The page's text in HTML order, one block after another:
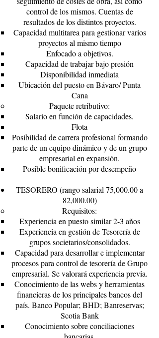
control de los mismos. Cuentas de
resultados de los distintos proyectos.
Capacidad multitarea para gestionar varios
proyectos al mismo tiempo
Enfocado a objetivos.
Capacidad de trabajar bajo presión
Disponibilidad inmediata
Ubicación del puesto en Bávaro/ Punta
Cana
Paquete retributivo:
Salario en función de capacidades.
Flota
Posibilidad de carrera profesional formando
parte de un equipo dinámico y de un grupo
empresarial en expansión.
Posible bonificación por desempeño
TESORERO (rango salarial 75,000.00 a
82,000.00)
Requisitos:
Experiencia en puesto similar 2-3 años
Experiencia en gestión de Tesorería de
grupos societarios/consolidados.
Capacidad para desarrollar e implementar
procesos para control de tesorería de Grupo
empresarial. Se valorará experiencia previa.
Conocimiento de las webs y herramientas
financieras de los principales bancos del
país. Banco Popular; BHD; Banreservas;
Scotia Bank
Conocimiento sobre conciliaciones